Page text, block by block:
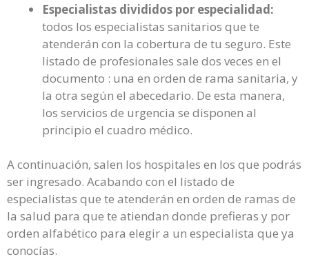
Especialistas divididos por especialidad:
todos los especialistas sanitarios que te
atenderán con la cobertura de tu seguro. Este
listado de profesionales sale dos veces en el
documento : una en orden de rama sanitaria, y
la otra según el abecedario. De esta manera,
los servicios de urgencia se disponen al
principio el cuadro médico.
A continuación, salen los hospitales en los que podrás
ser ingresado. Acabando con el listado de
especialistas que te atenderán en orden de ramas de
la salud para que te atiendan donde prefieras y por
orden alfabético para elegir a un especialista que ya
conocías.